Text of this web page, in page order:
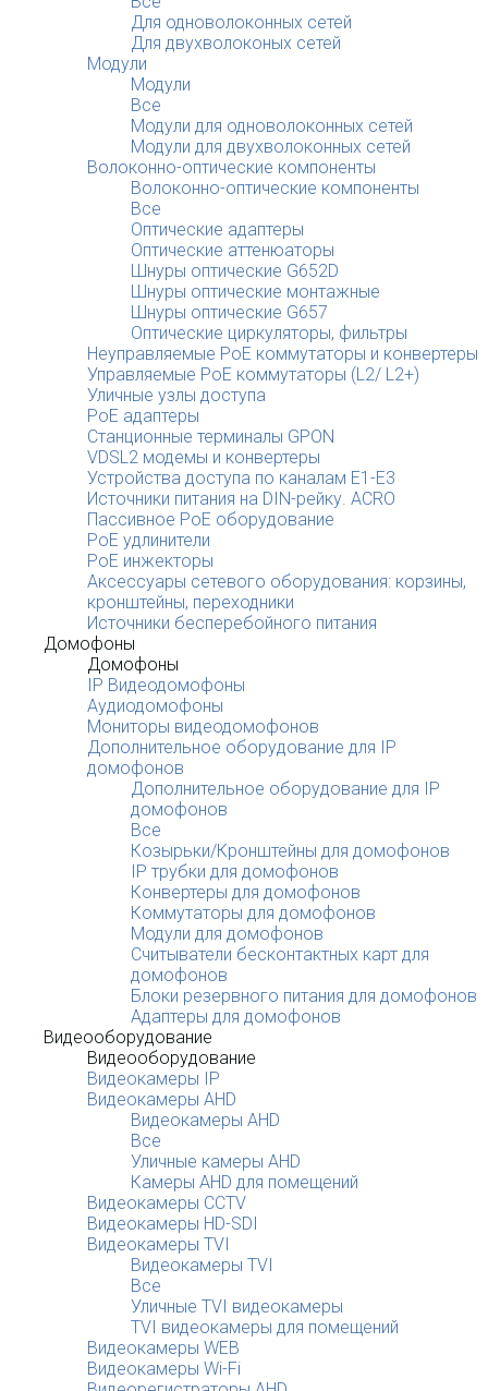
Для одноволоконных сетей
Для двухволоконых сетей
Модули
Модули
Все
Модули для одноволоконных сетей
Модули для двухволоконных сетей
Волоконно-оптические компоненты
Волоконно-оптические компоненты
Все
Оптические адаптеры
Оптические аттенюаторы
Шнуры оптические G652D
Шнуры оптические монтажные
Шнуры оптические G657
Оптические циркуляторы, фильтры
Неуправляемые PoE коммутаторы и конвертеры
Управляемые PoE коммутаторы (L2/ L2+)
Уличные узлы доступа
PoE адаптеры
Станционные терминалы GPON
VDSL2 модемы и конвертеры
Устройства доступа по каналам E1-E3
Источники питания на DIN-рейку. ACRO
Пассивное PoE оборудование
PoE удлинители
PoE инжекторы
Аксессуары сетевого оборудования: корзины,
кронштейны, переходники
Источники бесперебойного питания
Домофоны
Домофоны
IP Видеодомофоны
Аудиодомофоны
Мониторы видеодомофонов
Дополнительное оборудование для IP
домофонов
Дополнительное оборудование для IP
домофонов
Все
Козырьки/Кронштейны для домофонов
IP трубки для домофонов
Конвертеры для домофонов
Коммутаторы для домофонов
Модули для домофонов
Считыватели бесконтактных карт для
домофонов
Блоки резервного питания для домофонов
Адаптеры для домофонов
Видеооборудование
Видеооборудование
Видеокамеры IP
Видеокамеры AHD
Видеокамеры AHD
Все
Уличные камеры AHD
Камеры AHD для помещений
Видеокамеры CCTV
Видеокамеры HD-SDI
Видеокамеры TVI
Видеокамеры TVI
Все
Уличные TVI видеокамеры
TVI видеокамеры для помещений
Видеокамеры WEB
Видеокамеры Wi-Fi